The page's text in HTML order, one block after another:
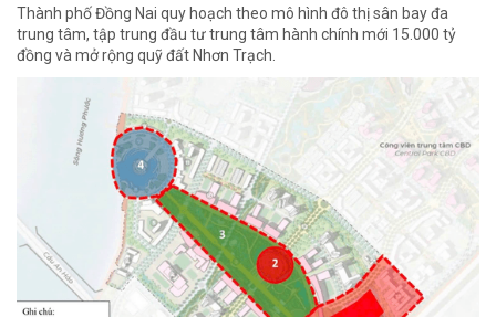
Thành phố Đồng Nai quy hoạch theo mô hình đô thị sân bay đa
trung tâm, tập trung đầu tư trung tâm hành chính mới 15.000 tỷ
đồng và mở rộng quỹ đất Nhơn Trạch.